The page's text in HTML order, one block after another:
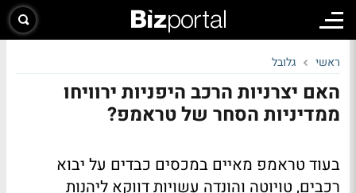
ראשי גלובל
האם יצרניות הרכב היפניות ירוויחו
ממדיניות הסחר של טראמפ?
בעוד טראמפ מאיים במכסים כבדים על יבוא
רכבים, טויוטה והונדה עשויות דווקא ליהנות